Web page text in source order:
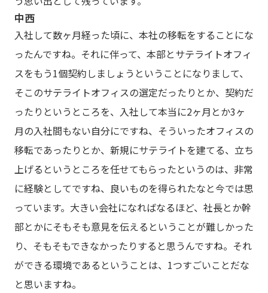
中西
入社して数ヶ月経った頃に、本社の移転をすることにな
ったんですね。それに伴って、本部とサテライトオフィ
スをもう1個契約しましょうということになりまして、
そこのサテライトオフィスの選定だったりとか、契約だ
ったりというところを、入社して本当に2ヶ月とか3ヶ
月の入社間もない自分にですね、そういったオフィスの
移転であったりとか、新規にサテライトを建てる、立ち
上げるというところを任せてもらったというのは、非常
に経験としてですね、良いものを得られたなと今では思
っています。大きい会社になればなるほど、社長とか幹
部とかにそもそも意見を伝えるということが難しかった
り、そもそもできなかったりすると思うんですね。それ
ができる環境であるということは、1つすごいことだな
と思いますね。